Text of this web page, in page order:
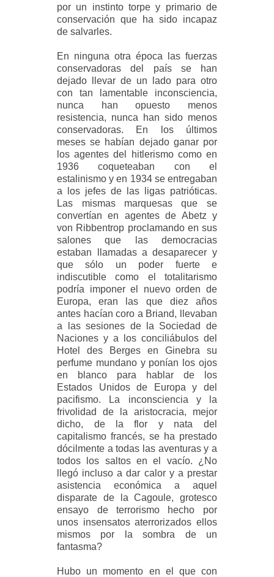
por un instinto torpe y primario de
conservación que ha sido incapaz
de salvarles.
En ninguna otra época las fuerzas
conservadoras del país se han
dejado llevar de un lado para otro
con tan lamentable inconsciencia,
nunca han opuesto menos
resistencia, nunca han sido menos
conservadoras. En los últimos
meses se habían dejado ganar por
los agentes del hitlerismo como en
1936 coqueteaban con el
estalinismo y en 1934 se entregaban
a los jefes de las ligas patrióticas.
Las mismas marquesas que se
convertían en agentes de Abetz y
von Ribbentrop proclamando en sus
salones que las democracias
estaban llamadas a desaparecer y
que sólo un poder fuerte e
indiscutible como el totalitarismo
podría imponer el nuevo orden de
Europa, eran las que diez años
antes hacían coro a Briand, llevaban
a las sesiones de la Sociedad de
Naciones y a los conciliábulos del
Hotel des Berges en Ginebra su
perfume mundano y ponían los ojos
en blanco para hablar de los
Estados Unidos de Europa y del
pacifismo. La inconsciencia y la
frivolidad de la aristocracia, mejor
dicho, de la flor y nata del
capitalismo francés, se ha prestado
dócilmente a todas las aventuras y a
todos los saltos en el vacío. ¿No
llegó incluso a dar calor y a prestar
asistencia económica a aquel
disparate de la Cagoule, grotesco
ensayo de terrorismo hecho por
unos insensatos aterrorizados ellos
mismos por la sombra de un
fantasma?
Hubo un momento en el que con